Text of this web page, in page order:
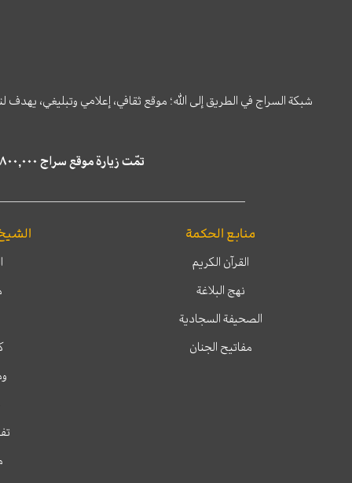
شبكة السراج في الطريق إلى الله؛ موقع ثقافي، إعلامي وتبليغي،
تمّت زيارة موقع سراج ٤,٨٠٠,٠٠٠ مرة خلال الستة أشهر الماضية، كما ظهر في نتائج البحث في محركات البحث٢٢,٢٩٠,٠٠٠ مرّة.
منابع الحكمة
القرآن الكريم
نهج البلاغة
الصحيفة السجادية
مفاتيح الجنان